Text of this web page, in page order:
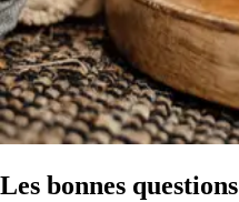
Les bonnes